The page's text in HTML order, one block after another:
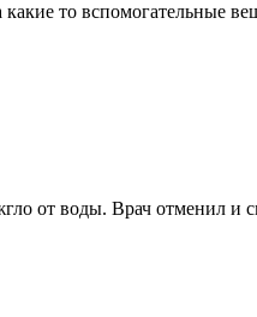
то вспомогательные
от воды. Врач отменил и